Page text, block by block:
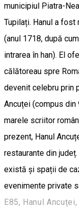
municipiul Piatra-
Tupilați. Hanul a
(anul 1718, după
intrarea în han). El
călătoreau spre
devenit celebru prin
Ancuței (compus
marele scriitor
prezent, Hanul
restaurante din
există și spații de
evenimente private
E85, Hanul